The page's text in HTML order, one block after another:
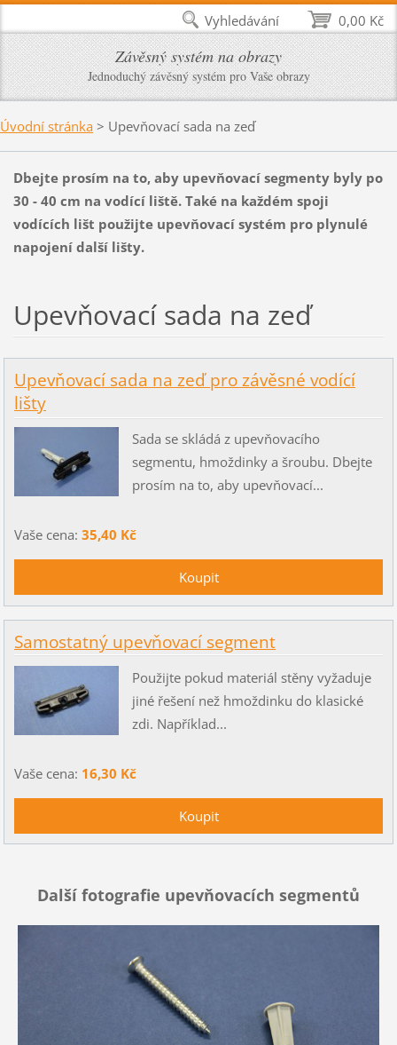
Závěsný systém na obrazy
Jednoduchý závěsný systém pro Vaše obrazy
Úvodní stránka > Upevňovací sada na zeď
Dbejte prosím na to, aby upevňovací segmenty byly po
30 - 40 cm na vodící liště. Také na každém spoji
vodících lišt použijte upevňovací systém pro plynulé
napojení další lišty.
Upevňovací sada na zeď
Upevňovací sada na zeď pro závěsné vodící
lišty
Sada se skládá z upevňovacího
segmentu, hmoždinky a šroubu. Dbejte
prosím na to, aby upevňovací...
Vaše cena: 35,40 Kč
Samostatný upevňovací segment
Použijte pokud materiál stěny vyžaduje
jiné řešení než hmoždinku do klasické
zdi. Například...
Vaše cena: 16,30 Kč
Další fotografie upevňovacích segmentů
0,00 Kč
Vyhledávání